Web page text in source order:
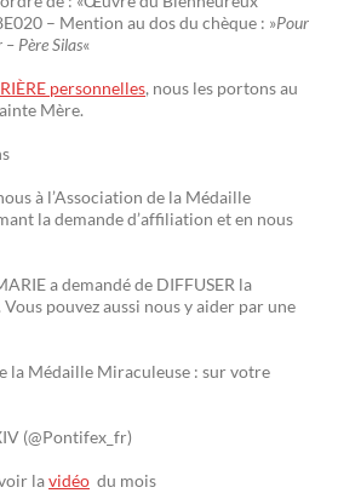
– Mention au dos du chèque : »Pour
Père Silas«
personnelles, nous les portons au
Mère.
à l’Association de la Médaille
la demande d’affiliation et en nous
a demandé de DIFFUSER la
pouvez aussi nous y aider par une
la Médaille Miraculeuse : sur votre
(@Pontifex_fr)
lavidéo du mois